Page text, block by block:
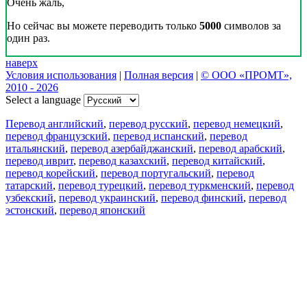
Очень жаль,
Но сейчас вы можете переводить только 5000 символов за
один раз.
наверх
Условия использования | Полная версия | © ООО «ПРОМТ»,
2010 - 2026
Select a language
Перевод английский, перевод русский, перевод немецкий,
перевод французский, перевод испанский, перевод
итальянский, перевод азербайджанский, перевод арабский,
перевод иврит, перевод казахский, перевод китайский,
перевод корейский, перевод португальский, перевод
татарский, перевод турецкий, перевод туркменский, перевод
узбекский, перевод украинский, перевод финский, перевод
эстонский, перевод японский